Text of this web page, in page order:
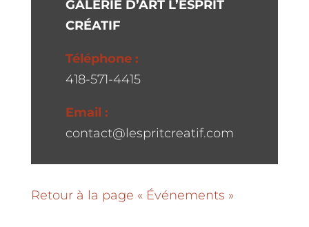
GALERIE D’ART L’ESPRIT
CRÉATIF
Téléphone :
418-571-4415
Email :
contact@lespritcreatif.com
Retour à la page « Événements »